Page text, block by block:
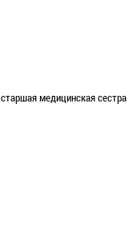
старшая медицинская сестра